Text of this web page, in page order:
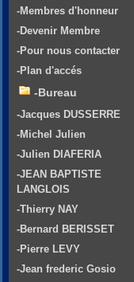
-Membres d'honneur
-Devenir Membre
-Pour nous contacter
-Plan d'accés
-Bureau
-Jacques DUSSERRE
-Michel Julien
-Julien DIAFERIA
-JEAN BAPTISTE
LANGLOIS
-Thierry NAY
-Bernard BERISSET
-Pierre LEVY
-Jean frederic Gosio